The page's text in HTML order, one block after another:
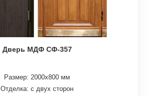
Дверь МДФ СФ-357
Размер: 2000х800 мм
Отделка: с двух сторон